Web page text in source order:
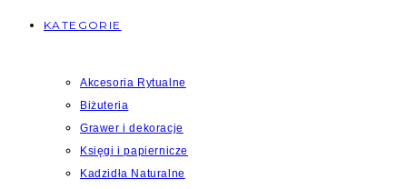
KATEGORIE
Akcesoria Rytualne
Biżuteria
Grawer i dekoracje
Księgi i papiernicze
Kadzidła Naturalne